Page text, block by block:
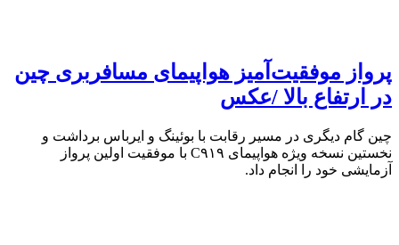
پرواز موفقیت‌آمیز هواپیمای مسافربری چین
در ارتفاع بالا /عکس
چین گام دیگری در مسیر رقابت با بوئینگ و ایرباس برداشت و
نخستین نسخه ویژه هواپیمای C۹۱۹ با موفقیت اولین پرواز
آزمایشی خود را انجام داد.